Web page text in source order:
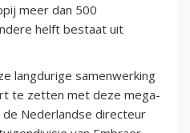
meer dan 500
helft bestaat uit
langdurige samenwerking
te zetten met deze mega-
Nederlandse directeur